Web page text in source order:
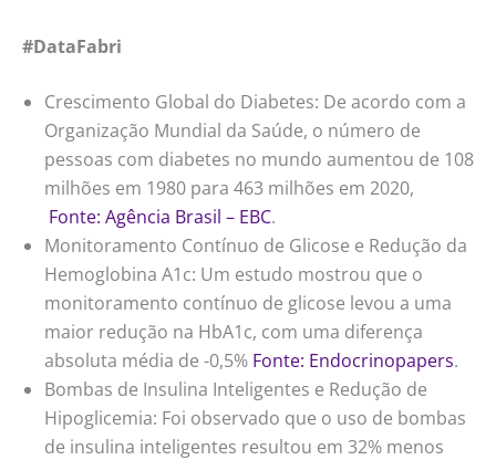
#DataFabri
Crescimento Global do Diabetes: De acordo com a
Organização Mundial da Saúde, o número de
pessoas com diabetes no mundo aumentou de 108
milhões em 1980 para 463 milhões em 2020,
Fonte: Agência Brasil – EBC.
Monitoramento Contínuo de Glicose e Redução da
Hemoglobina A1c: Um estudo mostrou que o
monitoramento contínuo de glicose levou a uma
maior redução na HbA1c, com uma diferença
absoluta média de -0,5% Fonte: Endocrinopapers.
Bombas de Insulina Inteligentes e Redução de
Hipoglicemia: Foi observado que o uso de bombas
de insulina inteligentes resultou em 32% menos